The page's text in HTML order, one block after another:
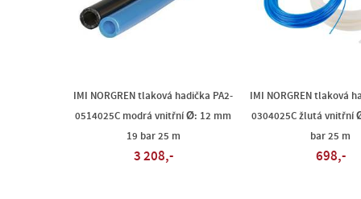
IMI NORGREN tlaková hadička PA2-
0514025C modrá vnitřní Ø: 12 mm
19 bar 25 m
3 208,-
IMI NORGREN tlaková
0304025C žlutá vnitřní
bar 25 m
698,-